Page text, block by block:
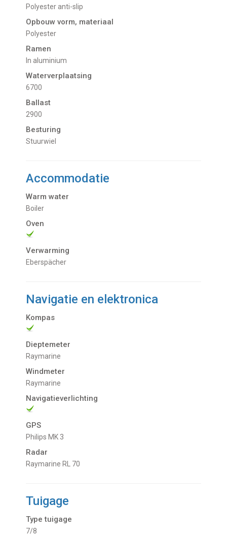
Polyester anti-slip
Opbouw vorm, materiaal
Polyester
Ramen
In aluminium
Waterverplaatsing
6700
Ballast
2900
Besturing
Stuurwiel
Accommodatie
Warm water
Boiler
Oven
Verwarming
Eberspächer
Navigatie en elektronica
Kompas
Dieptemeter
Raymarine
Windmeter
Raymarine
Navigatieverlichting
GPS
Philips MK 3
Radar
Raymarine RL 70
Tuigage
Type tuigage
7/8